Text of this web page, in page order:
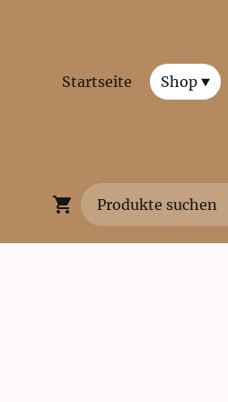
Startseite Shop